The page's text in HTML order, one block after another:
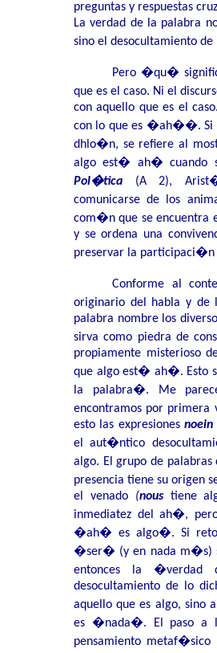
preguntas y respuestas
La verdad de la palabra
sino el desocultamiento
Pero �qu�
que es el caso. Ni el
con aquello que es el
con lo que es �ah��. Si
dhlo�n, se refiere al
algo est� ah� cuando
Pol�tica
(A 2),
comunicarse de los
com�n que se encuentra
y se ordena una
preservar la participaci�n
Conforme al
originario del habla y de
palabra nombre los
sirva como piedra de
propiamente misterioso
que algo est� ah�. Esto
la palabra�. Me
encontramos por primera
esto las expresionesnoein
el aut�ntico
algo. El grupo de
presencia tiene su origen
el venado (nous tiene
inmediatez del ah�,
�ah� es algo�. Si
�ser� (y en nada m�s)
entonces la
desocultamiento de lo
aquello que es algo,
es �nada�. El paso a
pensamiento